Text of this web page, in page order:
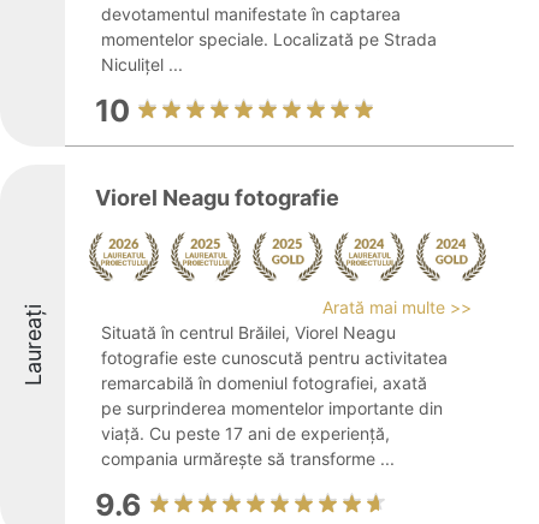
devotamentul manifestate în captarea
momentelor speciale. Localizată pe Strada
Niculițel ...
10
Laureați
Viorel Neagu fotografie
Arată mai multe >>
Situată în centrul Brăilei, Viorel Neagu
fotografie este cunoscută pentru activitatea
remarcabilă în domeniul fotografiei, axată
pe surprinderea momentelor importante din
viață. Cu peste 17 ani de experiență,
compania urmărește să transforme ...
9.6